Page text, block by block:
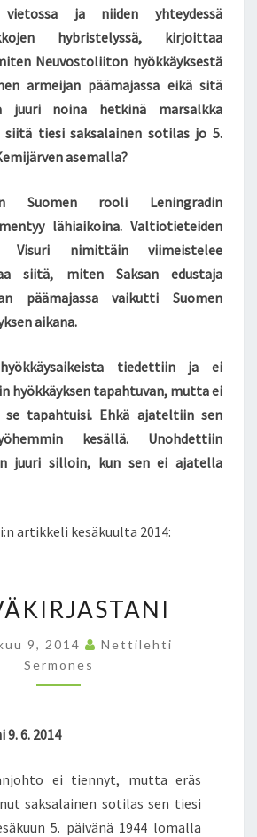
7
5
V
U
O
T
A
I
T
N
vietossa ja niiden yhteydessä
hybristelyssä, kirjoittaa
Neuvostoliiton hyökkäyksestä
armeijan päämajassa eikä sitä
juuri noina hetkinä marsalkka
siitä tiesi saksalainen sotilas jo 5.
asemalla?
Suomen rooli Leningradin
lähiaikoina. Valtiotieteiden
Visuri nimittäin viimeistelee
siitä, miten Saksan edustaja
päämajassa vaikutti Suomen
aikana.
tiedettiin ja ei
hyökkäyksen tapahtuvan, mutta ei
tapahtuisi. Ehkä ajateltiin sen
kesällä. Unohdettiin
juuri silloin, kun sen ei ajatella
artikkeli kesäkuulta 2014:
9, 2014
Nettilehti
Sermones
6. 2014
ei tiennyt, mutta eräs
saksalainen sotilas sen tiesi
5. päivänä 1944 lomalla